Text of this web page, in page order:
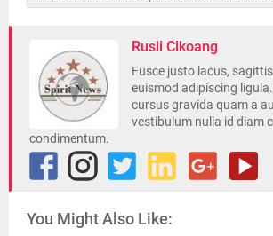
Rusli Cikoang
Fusce justo lacus,
euismod adipiscing
cursus gravida quam a
vestibulum nulla id diam
condimentum.
You Might Also Like: